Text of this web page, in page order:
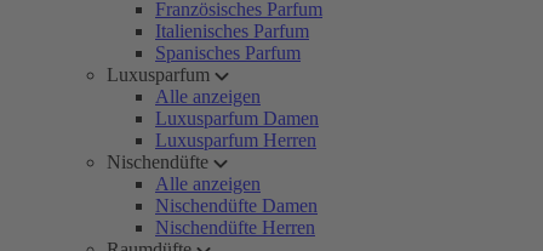
Französisches Parfum
Italienisches Parfum
Spanisches Parfum
Luxusparfum
Alle anzeigen
Luxusparfum Damen
Luxusparfum Herren
Nischendüfte
Alle anzeigen
Nischendüfte Damen
Nischendüfte Herren